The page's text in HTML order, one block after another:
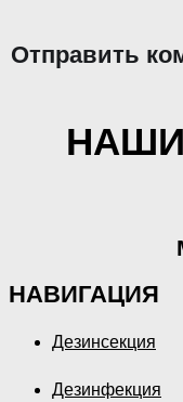
Отправить
НАВИГАЦИЯ
Дезинсекция
Дезинфекция